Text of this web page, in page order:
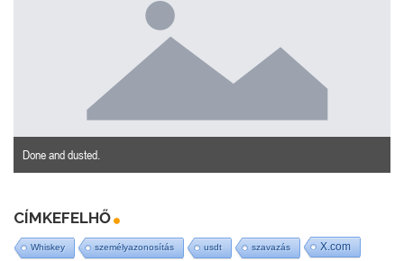
Done and dusted.
CÍMKEFELHŐ
Whiskey személyazonosítás usdt szavazás X.com